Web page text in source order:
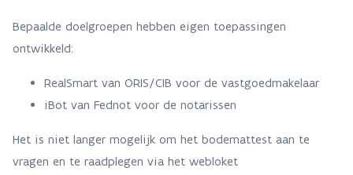
Bepaalde doelgroepen hebben eigen toepassingen
ontwikkeld:
RealSmart van ORIS/CIB voor de vastgoedmakelaar
iBot van Fednot voor de notarissen
Het is niet langer mogelijk om het bodemattest aan te
vragen en te raadplegen via het webloket